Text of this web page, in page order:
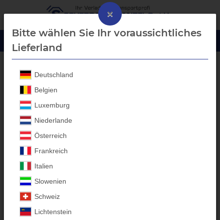
WM-Meyer
WM-Meyer
Bordwanderhöhungen -
Anhänger Aufbauten
Individuelle Anfertigungen für
alle Anhänger-Marken
Entdecken Sie die Kategorie für hochwertige
Anhänger-Aufbauten bei Scherr Fachhandel GmbH. Unsere in
×
Bitte wählen Sie Ihr voraussichtliches
Lieferland
Deutschland
Belgien
Luxemburg
Niederlande
Österreich
Frankreich
Italien
Slowenien
Schweiz
Lichtenstein